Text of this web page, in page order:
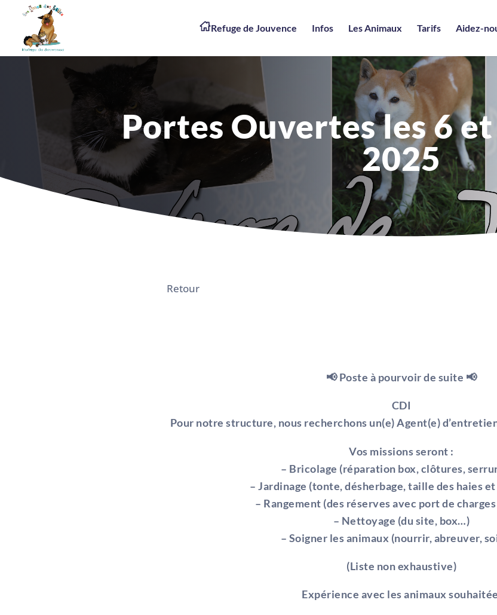
Refuge de Jouvence Infos Les Animaux Tarifs Aidez-
Portes Ouvertes les 6
2025
Retour
📢 Poste à pourvoir de suite 📢
CDI
Pour notre structure, nous recherchons un(e) Agent(e)
Vos missions seront :
– Bricolage (réparation box, clôtures,
– Jardinage (tonte, désherbage, taille des haies
– Rangement (des réserves avec port de
– Nettoyage (du site, box…)
– Soigner les animaux (nourrir, abreuver,
(Liste non exhaustive)
Expérience avec les animaux